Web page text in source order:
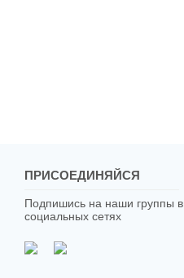
ПРИСОЕДИНЯЙСЯ
Подпишись на наши группы в
социальных сетях